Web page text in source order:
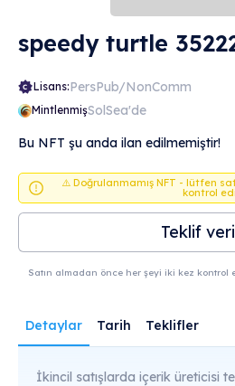
speedy turtle
Lisans:PersPub/NonComm
MintlenmişSolSea'de
Bu NFT şu anda ilan edilmemiştir!
⚠️ Doğrulanmamış NFT - lütfen
kontrol
Teklif
Satın almadan önce her şeyi iki kez kontrol
Detaylar Tarih Teklifler
İkincil satışlarda içerik üreticisi